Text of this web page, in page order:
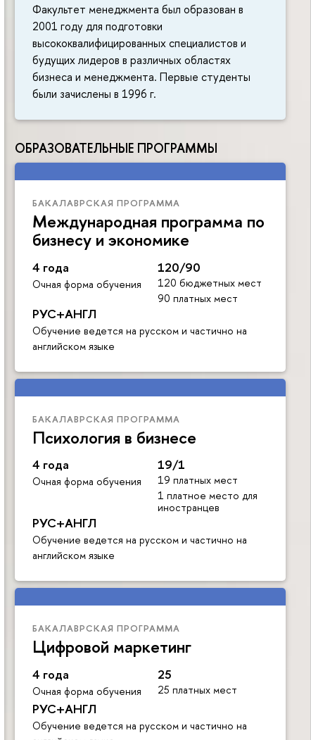
Факультет менеджмента был образован в
2001 году для подготовки
высококвалифицированных специалистов и
будущих лидеров в различных областях
бизнеса и менеджмента. Первые студенты
были зачислены в 1996 г.
ОБРАЗОВАТЕЛЬНЫЕ ПРОГРАММЫ
БАКАЛАВРСКАЯ ПРОГРАММА
Международная программа по
бизнесу и экономике
4 года
Очная форма обучения
120/90
120 бюджетных мест
90 платных мест
РУС+АНГЛ
Обучение ведется на русском и частично на
английском языке
БАКАЛАВРСКАЯ ПРОГРАММА
Психология в бизнесе
4 года
Очная форма обучения
19/1
19 платных мест
1 платное место для
иностранцев
РУС+АНГЛ
Обучение ведется на русском и частично на
английском языке
БАКАЛАВРСКАЯ ПРОГРАММА
Цифровой маркетинг
4 года
Очная форма обучения
25
25 платных мест
РУС+АНГЛ
Обучение ведется на русском и частично на